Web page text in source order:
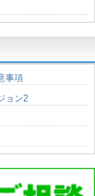
事項
ョン2